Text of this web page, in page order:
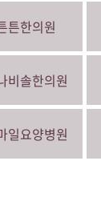
튼한의원
비솔한의원
일요양병원